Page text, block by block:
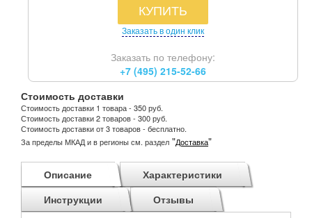
КУПИТЬ
Заказать в один клик
Заказать по телефону:
+7 (495) 215-52-66
Стоимость доставки
Стоимость доставки 1 товара - 350 руб.
Стоимость доставки 2 товаров - 300 руб.
Стоимость доставки от 3 товаров - бесплатно.
За пределы МКАД и в регионы см. раздел "Доставка"
Описание
Характеристики
Инструкции
Отзывы